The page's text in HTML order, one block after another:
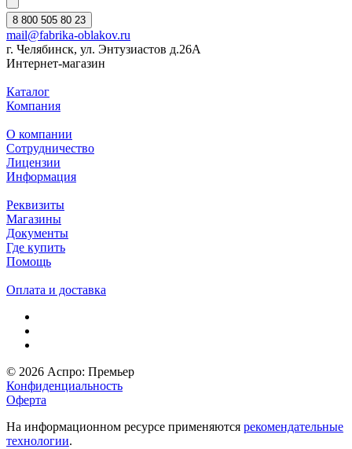
8 800 505 80 23
mail@fabrika-oblakov.ru
г. Челябинск, ул. Энтузиастов д.26А
Интернет-магазин
Каталог
Компания
О компании
Сотрудничество
Лицензии
Информация
Реквизиты
Магазины
Документы
Где купить
Помощь
Оплата и доставка
© 2026 Аспро: Премьер
Конфиденциальность
Оферта
На информационном ресурсе применяются рекомендательные
технологии.